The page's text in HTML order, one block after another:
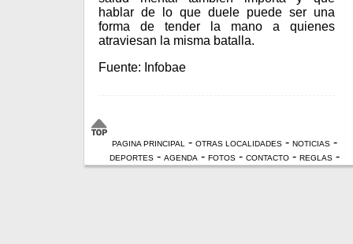
hablar de lo que duele puede ser una
forma de tender la mano a quienes
atraviesan la misma batalla.
Fuente: Infobae
PAGINA PRINCIPAL - OTRAS LOCALIDADES - NOTICIAS -
DEPORTES - AGENDA - FOTOS - CONTACTO - REGLAS -